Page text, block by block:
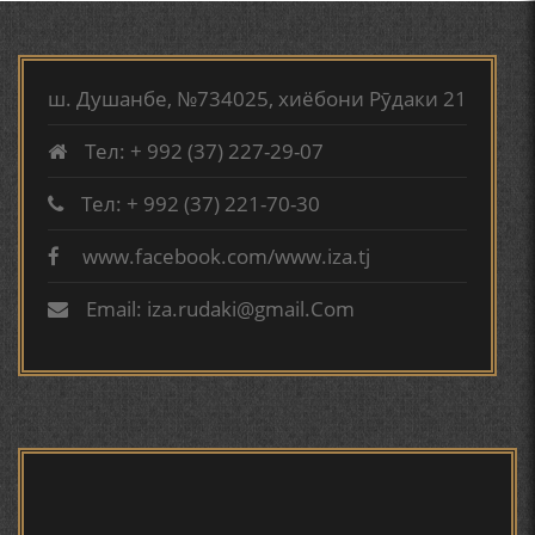
"Ин қадар ҷангам макун"...
Садриддин Айнӣ. Маълумоти
мухтасари шарҳиҳолӣ
АБУАБДУЛЛОҲИ РӮДАКӢ ДАР ТАҲҚИҚИ ТОҶИДДИН
МАРДОНӢ УМРИДДИН ЮСУФӢ ИНСТИТУТИ ЗАБОН
КИРОМИ БУХОРӢ ШОИРИ ИНСОНДӮСТ УСМОНОВА
ГУЛБАҲОР.
ТАҶАССУМИ ҲАСБИ ҲОЛ ДАР ҒАЗАЛИЁТИ КИРОМИ
БУХОРОӢ УСМОНОВА Г.Ф.
БЕРУНӢ ВА НАВРӮЗИ АҶАМ
ш. Душанбе, №734025, хиёбони Рӯдаки 21
Тел: + 992 (37) 227-29-07
Тел: + 992 (37) 221-70-30
www.facebook.com/www.iza.tj
Email: iza.rudaki@gmail.Com